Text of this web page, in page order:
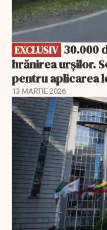
EXCLUSIV
hrănirea urșilor.
pentru aplicarea
13 MARTIE 2026